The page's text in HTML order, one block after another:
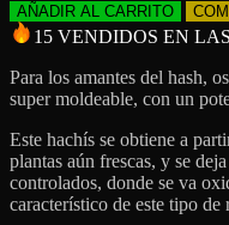
AÑADIR AL CARRITO
15 VENDIDOS EN
Para los amantes del hash,
super moldeable, con un
Este hachís se obtiene a
plantas aún frescas, y se
controlados, donde se va
característico de este tipo de